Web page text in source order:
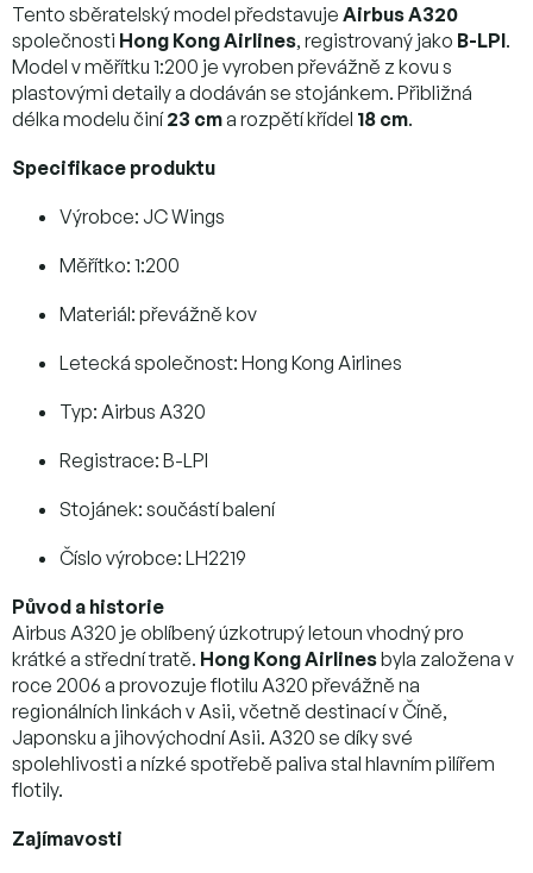
Tento sběratelský model představuje Airbus A320
společnosti Hong Kong Airlines, registrovaný jako B-LPI.
Model v měřítku 1:200 je vyroben převážně z kovu s
plastovými detaily a dodáván se stojánkem. Přibližná
délka modelu činí23 cma rozpětí křídel 18 cm.
Specifikace produktu
Výrobce: JC Wings
Měřítko: 1:200
Materiál: převážně kov
Letecká společnost: Hong Kong Airlines
Typ: Airbus A320
Registrace: B-LPI
Stojánek: součástí balení
Číslo výrobce: LH2219
Původ a historie
Airbus A320 je oblíbený úzkotrupý letoun vhodný pro
krátké a střední tratě. Hong Kong Airlinesbyla založena v
roce 2006 a provozuje flotilu A320 převážně na
regionálních linkách v Asii, včetně destinací v Číně,
Japonsku a jihovýchodní Asii. A320 se díky své
spolehlivosti a nízké spotřebě paliva stal hlavním pilířem
flotily.
Zajímavosti